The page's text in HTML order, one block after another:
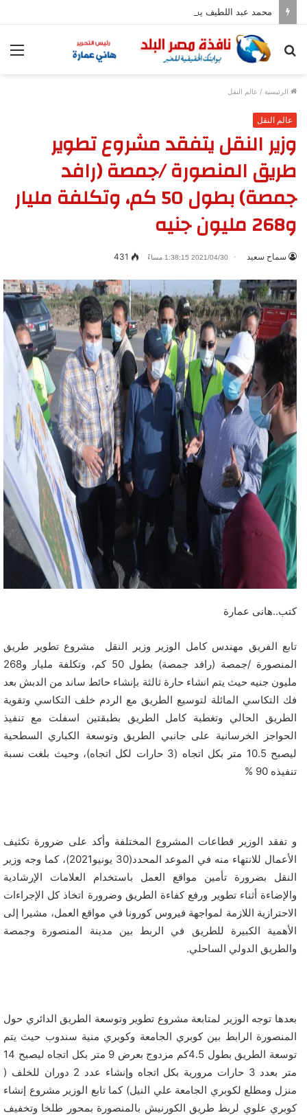
بحث
الرئيسية / عالم النقل
عالم النقل
وزير النقل يتفقد مشروع تطوير
طريق المنصورة /جمصة (رافد
جمصة) بطول 50 كم، وتكلفة مليار
و268 مليون جنيه
سماح سعيد 2021/04/30 1:38:15 مساءً 431
كتب..هانى عمارة
تابع الفريق مهندس كامل الوزير وزير النقل مشروع تطوير طريق
المنصورة /جمصة (رافد جمصة) بطول 50 كم، وتكلفة مليار و268
مليون جنيه حيث يتم انشاء حارة ثالثة بإنشاء حائط ساند من الدبش بعد
فك التكاسي المائلة لتوسيع الطريق مع الردم خلف التكاسي وتقوية
الطريق الحالي وتغطية كامل الطريق بطبقتين اسفلت مع تنفيذ
الحواجز الخرسانية على جانبي الطريق وتوسعة الكباري السطحية
ليصبح 10.5 متر بكل اتجاه (3 حارات لكل اتجاه)، وحيث بلغت نسبة
تنفيذه 90 %
و تفقد الوزير قطاعات المشروع المختلفة وأكد على ضرورة تكثيف
الأعمال للانتهاء منه في الموعد المحدد(30 يونيو2021)، كما وجه وزير
النقل بضرورة تأمين مواقع العمل باستخدام العلامات الإرشادية
والإضاءة أثناء تطوير ورفع كفاءة الطريق وضرورة اتخاذ كل الإجراءات
الاحترازية اللازمة لمواجهة فيروس كورونا في مواقع العمل، مشيرا إلى
الأهمية الكبيرة للطريق في الربط بين مدينة المنصورة وجمصة
والطريق الدولي الساحلي.
بعدها توجه الوزير لمتابعة مشروع تطوير وتوسعة الطريق الدائري حول
المنصورة الرابط بين كوبري الجامعة وكوبري منية سندوب حيث يتم
توسعة الطريق بطول 4.5كم مزدوج بعرض 9 متر بكل اتجاه ليصبح 14
متر بعدد 3 حارات مرورية بكل اتجاه وإنشاء عدد 2 دوران للخلف (
منزل ومطلع لكوبري الجامعة علي النيل) كما تابع الوزير مشروع إنشاء
كوبري علوي لربط طريق الكورنيش بالمنصورة بمحور طلخا وتخفيف